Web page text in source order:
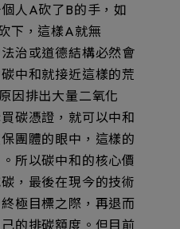
人A砍了B的手，如
下，這樣A就無
治或道德結構必然會
中和就接近這樣的荒
因排出大量二氧化
碳憑證，就可以中和
團體的眼中，這樣的
所以碳中和的核心價
，最後在現今的技術
極目標之際，再退而
的排碳額度。但目前